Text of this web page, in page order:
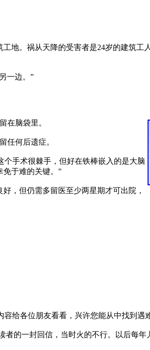
地。祸从天降的受害者是24岁的建筑工
一边。”
在脑袋里。
任何后遗症。
个手术很棘手，但好在铁棒嵌入的是大脑
于难的关键。”
，但仍需多留医至少两星期才可出院，
给各位朋友看看，兴许您能从中找到遇
的一封回信，当时火的不行。以后每年